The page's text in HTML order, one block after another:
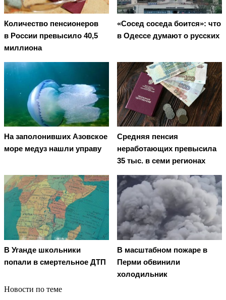
Количество пенсионеров
в России превысило 40,5
миллиона
«Сосед соседа боится»: что
в Одессе думают о русских
На заполонивших Азовское
море медуз нашли управу
Средняя пенсия
неработающих превысила
35 тыс. в семи регионах
В Уганде школьники
попали в смертельное ДТП
В масштабном пожаре в
Перми обвинили
холодильник
Новости по теме